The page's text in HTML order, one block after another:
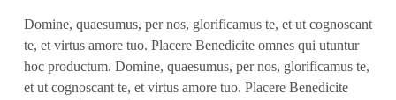
Domine, quaesumus, per nos, glorificamus te, et ut cognoscant
te, et virtus amore tuo. Placere Benedicite omnes qui utuntur
hoc productum. Domine, quaesumus, per nos, glorificamus te,
et ut cognoscant te, et virtus amore tuo. Placere Benedicite